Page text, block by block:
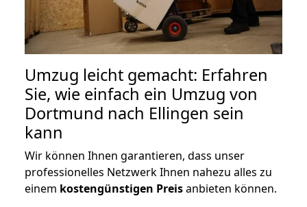
Umzug leicht gemacht: Erfahren
Sie, wie einfach ein Umzug von
Dortmund nach Ellingen sein
kann
Wir können Ihnen garantieren, dass unser
professionelles Netzwerk Ihnen nahezu alles zu
einem kostengünstigen Preisanbieten können.